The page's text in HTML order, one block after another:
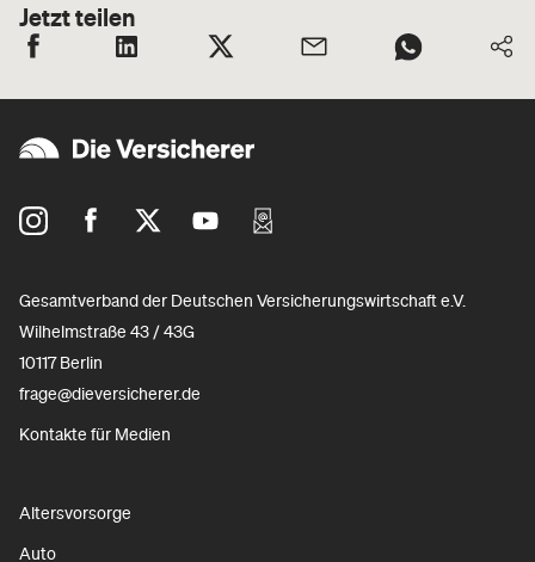
Jetzt teilen
Gesamtverband der Deutschen Versicherungswirtschaft e.V.
Wilhelmstraße 43 / 43G
10117 Berlin
frage@dieversicherer.de
Kontakte für Medien
Altersvorsorge
Auto